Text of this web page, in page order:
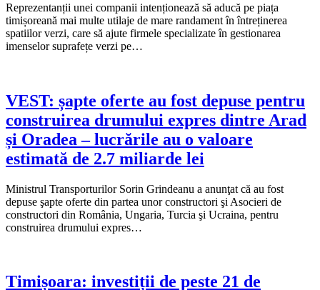
Reprezentanții unei companii intenționează să aducă pe piața
timișoreană mai multe utilaje de mare randament în întreținerea
spatiilor verzi, care să ajute firmele specializate în gestionarea
imenselor suprafețe verzi pe…
VEST: șapte oferte au fost depuse pentru
construirea drumului expres dintre Arad
și Oradea – lucrările au o valoare
estimată de 2.7 miliarde lei
Ministrul Transporturilor Sorin Grindeanu a anunţat că au fost
depuse şapte oferte din partea unor constructori şi Asocieri de
constructori din România, Ungaria, Turcia şi Ucraina, pentru
construirea drumului expres…
Timișoara: investiții de peste 21 de